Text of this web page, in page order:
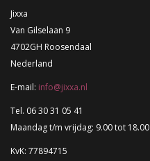
Jixxa
Van Gilselaan 9
4702GH Roosendaal
Nederland
E-mail: info@jixxa.nl
Tel. 06 30 31 05 41
Maandag t/m vrijdag: 9.00 tot 18.00
KvK: 77894715